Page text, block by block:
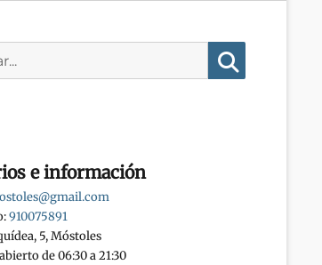
e información
910075891
5, Móstoles
de 06:30 a 21:30